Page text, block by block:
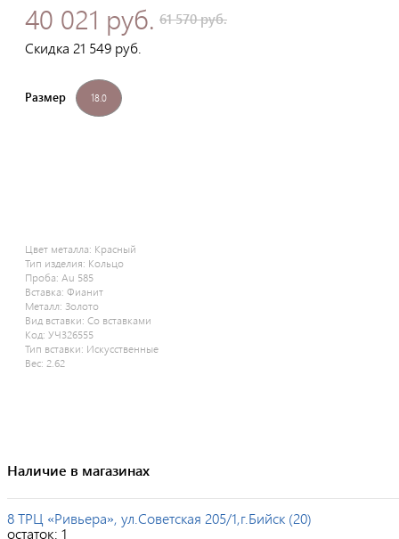
40 021 руб. 61 570 руб.
Скидка 21 549 руб.
Размер 18.0
Цвет металла: Красный
Тип изделия: Кольцо
Проба: Au 585
Вставка: Фианит
Металл: Золото
Вид вставки: Со вставками
Код: УЧ326555
Тип вставки: Искусственные
Вес: 2.62
Наличие в магазинах
8 ТРЦ «Ривьера», ул.Советская 205/1,г.Бийск (20)
остаток: 1